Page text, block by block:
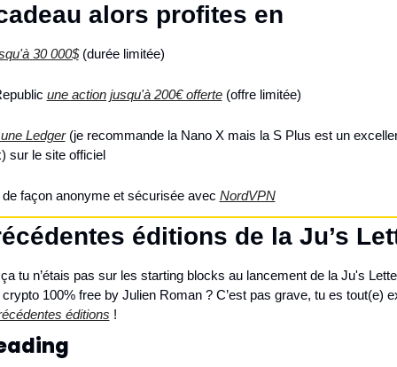
alors profites en
30 000$ (durée limitée)
une action jusqu'à 200€ offerte (offre limitée)
Ledger (je recommande la Nano X mais la S Plus est un
sur le site officiel
de façon anonyme et sécurisée avec NordVPN
éditions de la Ju’s
tu n’étais pas sur les starting blocks au lancement de la Ju's
100% free by Julien Roman ? C’est pas grave, tu es tout(e)
éditions !